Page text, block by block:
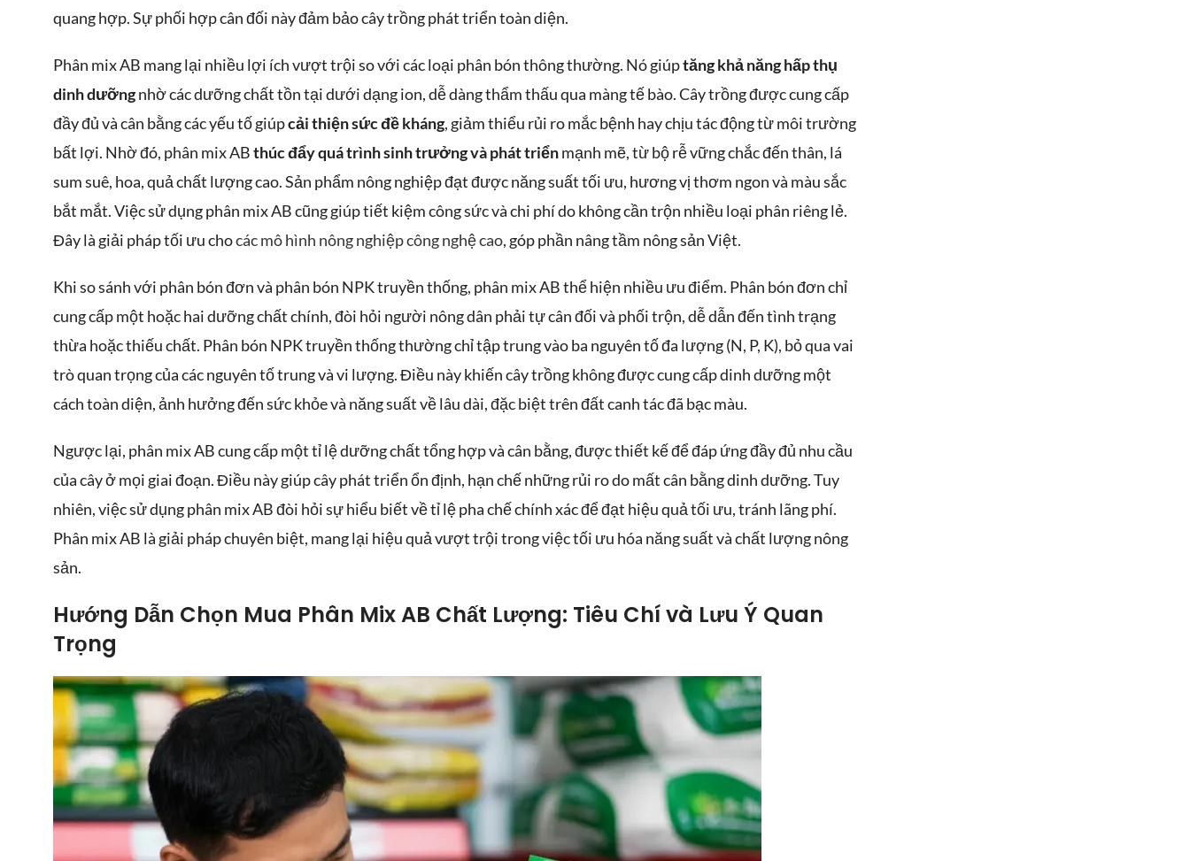
quang hợp. Sự phối hợp cân đối này đảm bảo cây trồng phát triển toàn diện.
Phân mix AB mang lại nhiều lợi ích vượt trội so với các loại phân bón thông thường. Nó giúptăng khả năng hấp thụ
dinh dưỡngnhờ các dưỡng chất tồn tại dưới dạng ion, dễ dàng thẩm thấu qua màng tế bào. Cây trồng được cung cấp
đầy đủ và cân bằng các yếu tố giúpcải thiện sức đề kháng, giảm thiểu rủi ro mắc bệnh hay chịu tác động từ môi trường
bất lợi. Nhờ đó, phân mix ABthúc đẩy quá trình sinh trưởng và phát triểnmạnh mẽ, từ bộ rễ vững chắc đến thân, lá
sum suê, hoa, quả chất lượng cao. Sản phẩm nông nghiệp đạt được năng suất tối ưu, hương vị thơm ngon và màu sắc
bắt mắt. Việc sử dụng phân mix AB cũng giúp tiết kiệm công sức và chi phí do không cần trộn nhiều loại phân riêng lẻ.
Đây là giải pháp tối ưu chocác mô hình nông nghiệp công nghệ cao, góp phần nâng tầm nông sản Việt.
Khi so sánh với phân bón đơn và phân bón NPK truyền thống, phân mix AB thể hiện nhiều ưu điểm. Phân bón đơn chỉ
cung cấp một hoặc hai dưỡng chất chính, đòi hỏi người nông dân phải tự cân đối và phối trộn, dễ dẫn đến tình trạng
thừa hoặc thiếu chất. Phân bón NPK truyền thống thường chỉ tập trung vào ba nguyên tố đa lượng (N, P, K), bỏ qua vai
trò quan trọng của các nguyên tố trung và vi lượng. Điều này khiến cây trồng không được cung cấp dinh dưỡng một
cách toàn diện, ảnh hưởng đến sức khỏe và năng suất về lâu dài, đặc biệt trên đất canh tác đã bạc màu.
Ngược lại, phân mix AB cung cấp một tỉ lệ dưỡng chất tổng hợp và cân bằng, được thiết kế để đáp ứng đầy đủ nhu cầu
của cây ở mọi giai đoạn. Điều này giúp cây phát triển ổn định, hạn chế những rủi ro do mất cân bằng dinh dưỡng. Tuy
nhiên, việc sử dụng phân mix AB đòi hỏi sự hiểu biết về tỉ lệ pha chế chính xác để đạt hiệu quả tối ưu, tránh lãng phí.
Phân mix AB là giải pháp chuyên biệt, mang lại hiệu quả vượt trội trong việc tối ưu hóa năng suất và chất lượng nông
sản.
Hướng Dẫn Chọn Mua Phân Mix AB Chất Lượng: Tiêu Chí và Lưu Ý Quan
Trọng